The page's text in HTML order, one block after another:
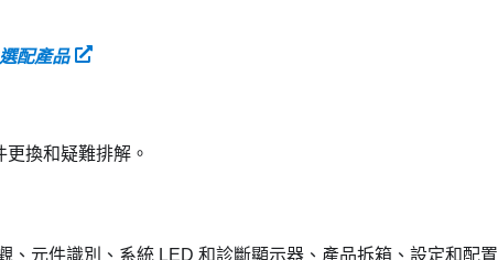
配產品
換和疑難排解。
、元件識別、系統 LED 和診斷顯示器、產品拆箱、設定和配置